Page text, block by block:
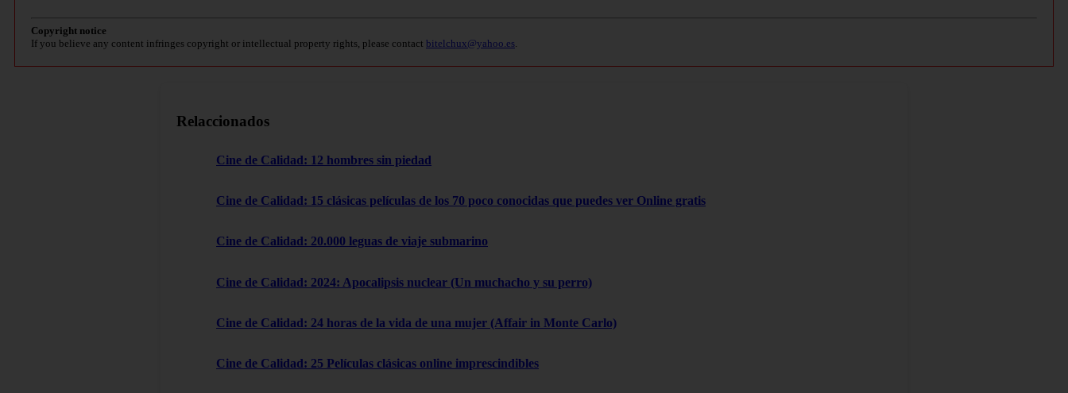
Copyright notice
If you believe any content infringes copyright or intellectual property rights, please contact bitelchux@yahoo.es
Relaccionados
Cine de Calidad: 12 hombres sin piedad
Cine de Calidad: 15 clásicas películas de los 70 poco conocidas que puedes ver Online gratis
Cine de Calidad: 20.000 leguas de viaje submarino
Cine de Calidad: 2024: Apocalipsis nuclear (Un muchacho y su perro)
Cine de Calidad: 24 horas de la vida de una mujer (Affair in Monte Carlo)
Cine de Calidad: 25 Películas clásicas online imprescindibles